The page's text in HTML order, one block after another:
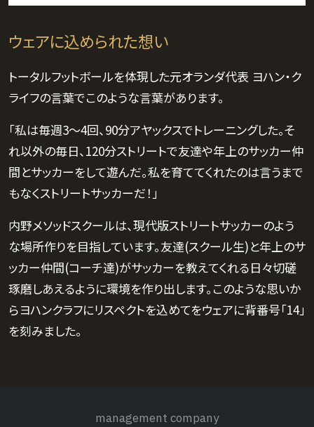
ウェアに込められた想い
トータルフットボールを体現した元オランダ代表 ヨハン・ク
ライフの言葉でこのような言葉があります。
「私は毎週3〜4回、90分アヤックスでトレーニングした。そ
れ以外の毎日、120分ストリートで友達や年上のサッカー仲
間とサッカーをして遊んだ。私を育ててくれたのは言うまで
もなくストリートサッカーだ！」
内野メソッドスクールは、現代版ストリートサッカーのよう
な場所作りを目指しています。友達(スクール生)と年上のサ
ッカー仲間(コーチ達)がサッカーを教えてくれる日々切磋
琢磨しあえるように環境を作り出します。このような思いか
らヨハンクラフにリスペクトを込めてをウェアに背番号「14」
を刻みました。
management company